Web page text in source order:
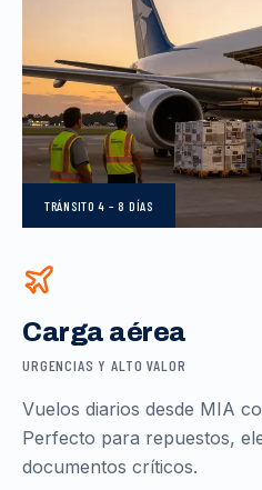
TRÁNSITO4 – 8 DÍAS
Carga aérea
URGENCIAS Y ALTO VALOR
Vuelos diarios desde MIA
Perfecto para repuestos,
documentos críticos.